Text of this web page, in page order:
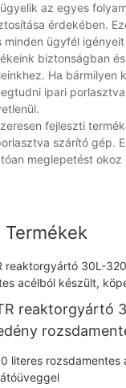
az egyes
érdekében.
minden ügyfél
biztonságban
Ha bármilyen
ipari
fejleszti
szárító gép.
meglepetést okoz
Termékek
reaktorgyártó
reaktor